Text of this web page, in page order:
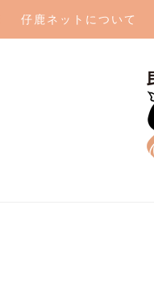
仔鹿ネットについて